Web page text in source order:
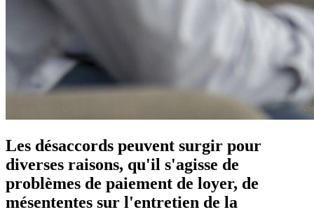
Les désaccords peuvent surgir pour
diverses raisons, qu'il s'agisse de
problèmes de paiement de loyer, de
mésententes sur l'entretien de la